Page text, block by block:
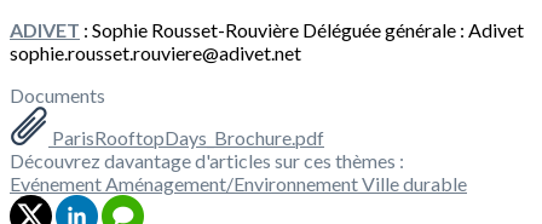
ADIVET : Sophie Rousset-Rouvière Déléguée générale : Adivet
sophie.rousset.rouviere@adivet.net
Documents
ParisRooftopDays_Brochure.pdf
Découvrez davantage d'articles sur ces thèmes :
EvénementAménagement/EnvironnementVille durable